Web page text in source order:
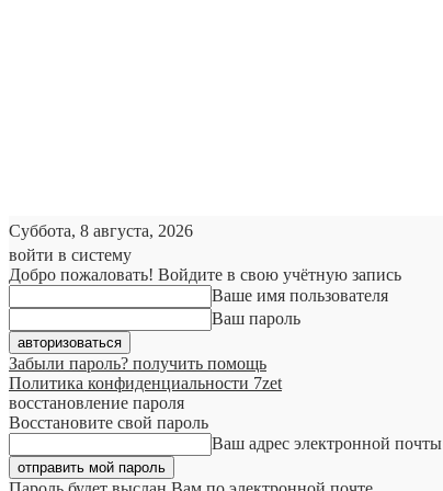
Суббота, 8 августа, 2026
войти в систему
Добро пожаловать! Войдите в свою учётную запись
Ваше имя пользователя
Ваш пароль
Забыли пароль? получить помощь
Политика конфиденциальности 7zet
восстановление пароля
Восстановите свой пароль
Ваш адрес электронной почты